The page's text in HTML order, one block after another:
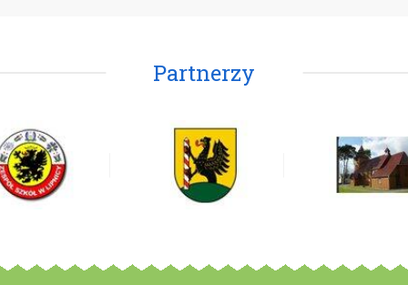
Partnerzy